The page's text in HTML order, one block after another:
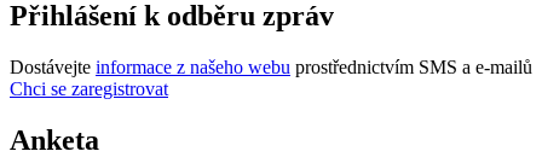
Přihlášení k odběru zpráv
Dostávejte informace z našeho webu prostřednictvím SMS a e-mailů
Chci se zaregistrovat
Anketa